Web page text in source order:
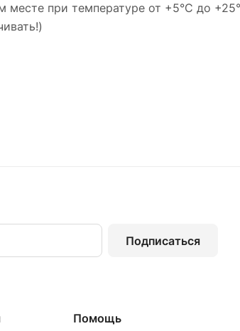
месте при температуре от +5°C до
Подписаться
Помощь